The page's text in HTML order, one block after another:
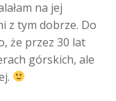
na jej
z tym dobrze. Do
że przez 30 lat
górskich, ale